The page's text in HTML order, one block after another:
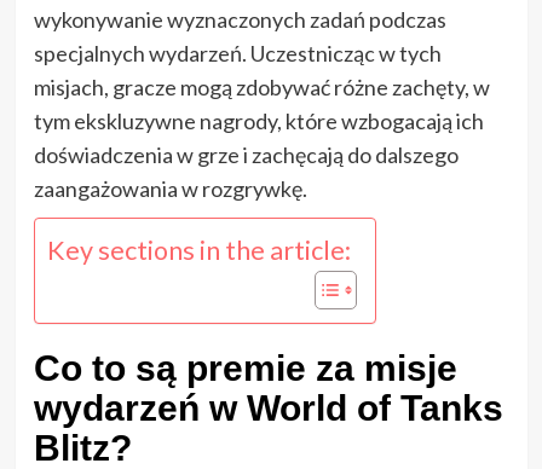
wykonywanie wyznaczonych zadań podczas
specjalnych wydarzeń. Uczestnicząc w tych
misjach, gracze mogą zdobywać różne zachęty, w
tym ekskluzywne nagrody, które wzbogacają ich
doświadczenia w grze i zachęcają do dalszego
zaangażowania w rozgrywkę.
Key sections in the article:
Co to są premie za misje
wydarzeń w World of Tanks
Blitz?